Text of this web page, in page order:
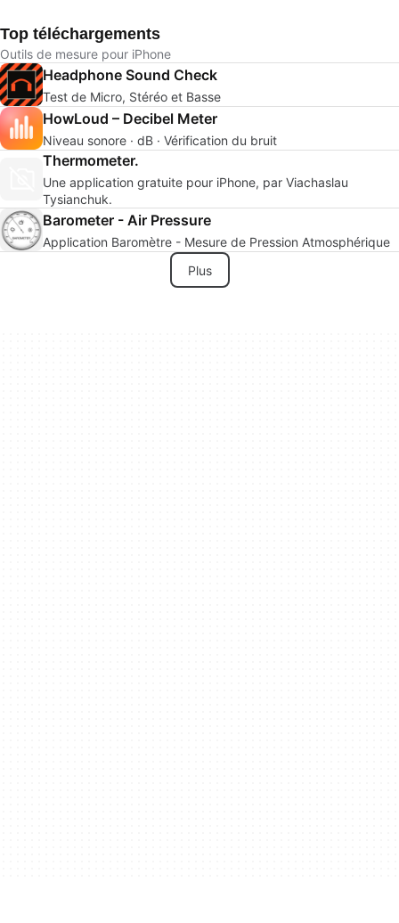
Top téléchargements
Outils de mesure pour iPhone
Headphone Sound Check
Test de Micro, Stéréo et Basse
HowLoud – Decibel Meter
Niveau sonore · dB · Vérification du bruit
Thermometer.
Une application gratuite pour iPhone, par Viachaslau
Tysianchuk.
Barometer - Air Pressure
Application Baromètre - Mesure de Pression Atmosphérique
Plus